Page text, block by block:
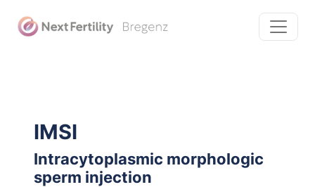
IMSI
Intracytoplasmic morphologic
sperm injection